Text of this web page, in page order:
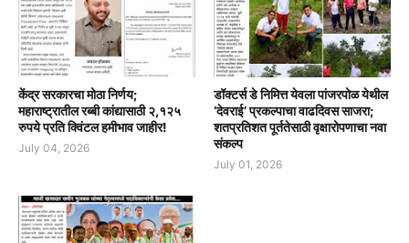
केंद्र सरकारचा मोठा निर्णय;
महाराष्ट्रातील रब्बी कांद्यासाठी २,१२५
रुपये प्रति क्विंटल हमीभाव जाहीर!
July 04, 2026
डॉक्टर्स डे निमित्त येवला पांजरपोळ येथील
‘देवराई’ प्रकल्पाचा वाढदिवस साजरा;
शतप्रतिशत पूर्ततेसाठी वृक्षारोपणाचा नवा
संकल्प
July 01, 2026